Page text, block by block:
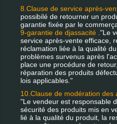
8.Clause de service après-
possibilé de retourner un
garantie fixée par le
9-garantie de djassacité ."Le
service après-vente efficace,
réclamation liée à la qualité
problèmes survenus après
place une procédure de
réparation des produits
lois applicables."
10.Clause de modération des
"Le vendeur est responsable
sécurité des produits mis en
lié à la qualité du produit, la